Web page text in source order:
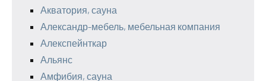
Акватория, сауна
Александр-мебель, мебельная компания
Алекспейнткар
Альянс
Амфибия, сауна